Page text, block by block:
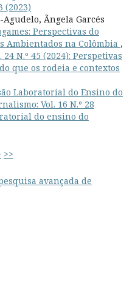
(2023)
Ãngela Garcés
Perspectivas do
Ambientados na Colômbia ,
N.º 45 (2024): Perspetivas
que os rodeia e contextos
Laboratorial do Ensino do
Vol. 16 N.º 28
do ensino do
>>
avançada de